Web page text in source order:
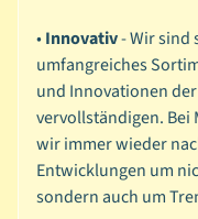
D
i
a
m
o
n
d
•Innovativ- Wir sind
umfangreiches
und Innovationen
vervollständigen. Bei
wir immer wieder
Entwicklungen um
sondern auch um